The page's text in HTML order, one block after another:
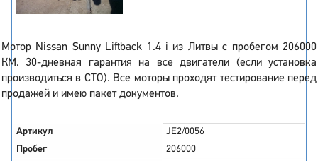
Мотор Nissan Sunny Liftback 1.4 i из Литвы с пробегом 206000
КМ. 30-дневная гарантия на все двигатели (если установка
производиться в СТО). Все моторы проходят тестирование перед
продажей и имею пакет документов.
Артикул
JE2/0056
Пробег
206000